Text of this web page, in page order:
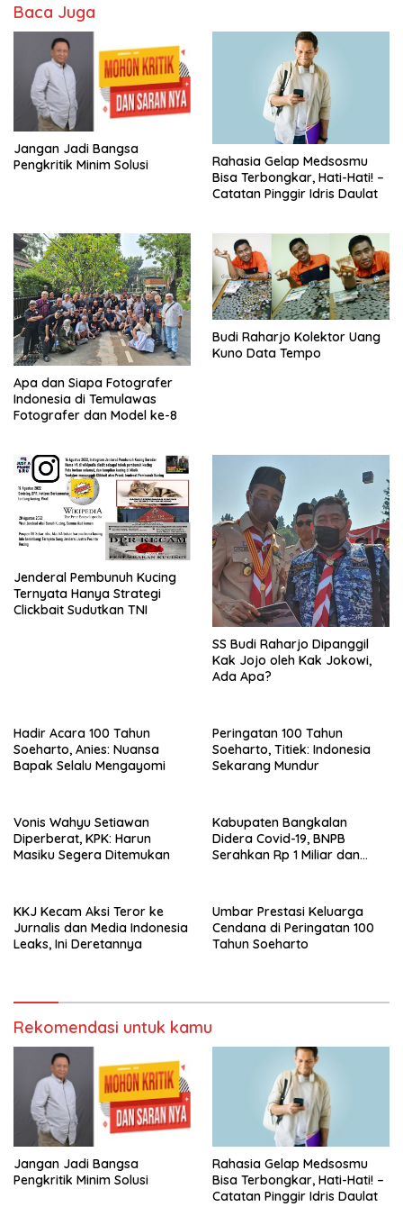
Baca Juga
Jangan Jadi Bangsa
Pengkritik Minim Solusi
Rahasia Gelap Medsosmu
Bisa Terbongkar, Hati-Hati! –
Catatan Pinggir Idris Daulat
Apa dan Siapa Fotografer
Indonesia di Temulawas
Fotografer dan Model ke-8
Budi Raharjo Kolektor Uang
Kuno Data Tempo
Jenderal Pembunuh Kucing
Ternyata Hanya Strategi
Clickbait Sudutkan TNI
SS Budi Raharjo Dipanggil
Kak Jojo oleh Kak Jokowi,
Ada Apa?
Hadir Acara 100 Tahun
Soeharto, Anies: Nuansa
Bapak Selalu Mengayomi
Peringatan 100 Tahun
Soeharto, Titiek: Indonesia
Sekarang Mundur
Vonis Wahyu Setiawan
Diperberat, KPK: Harun
Masiku Segera Ditemukan
Kabupaten Bangkalan
Didera Covid-19, BNPB
Serahkan Rp 1 Miliar dan
KKJ Kecam Aksi Teror ke
Jurnalis dan Media Indonesia
Leaks, Ini Deretannya
Umbar Prestasi Keluarga
Cendana di Peringatan 100
Tahun Soeharto
Rekomendasi untuk kamu
Jangan Jadi Bangsa
Pengkritik Minim Solusi
Rahasia Gelap Medsosmu
Bisa Terbongkar, Hati-Hati! –
Catatan Pinggir Idris Daulat